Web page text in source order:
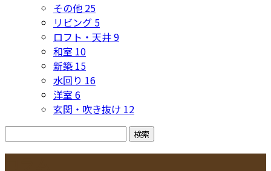
その他 25
リビング 5
ロフト・天井9
和室 10
新築 15
水回り 16
洋室 6
玄関・吹き抜け 12